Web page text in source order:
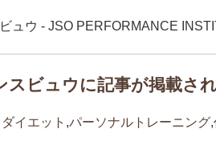
ュウ - JSO PERFORMANCE
スビュウに記事が掲載さ
ダイエット ,パーソナルトレーニング,